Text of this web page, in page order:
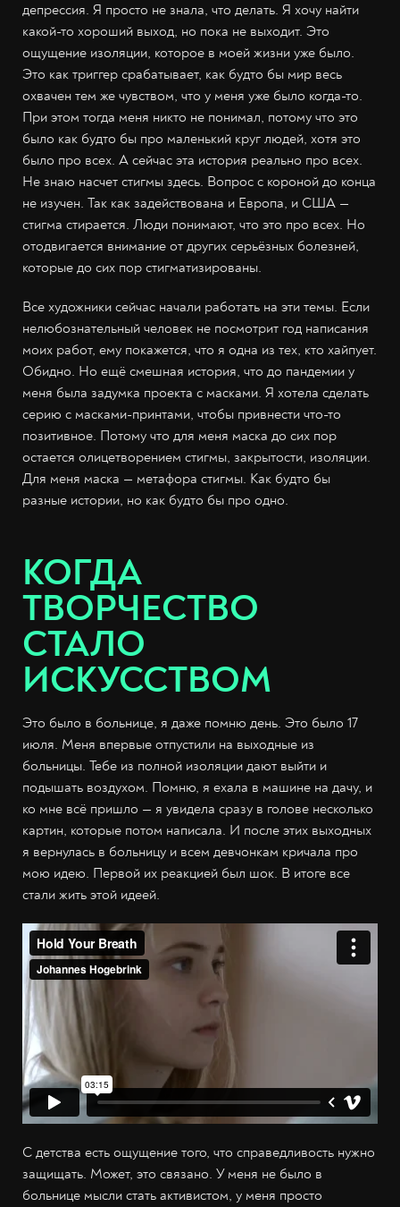
депрессия. Я просто не знала, что делать. Я хочу найти
какой-то хороший выход, но пока не выходит. Это
ощущение изоляции, которое в моей жизни уже было.
Это как триггер срабатывает, как будто бы мир весь
охвачен тем же чувством, что у меня уже было когда-то.
При этом тогда меня никто не понимал, потому что это
было как будто бы про маленький круг людей, хотя это
было про всех. А сейчас эта история реально про всех.
Не знаю насчет стигмы здесь. Вопрос с короной до конца
не изучен. Так как задействована и Европа, и США —
стигма стирается. Люди понимают, что это про всех. Но
отодвигается внимание от других серьёзных болезней,
которые до сих пор стигматизированы.
Все художники сейчас начали работать на эти темы. Если
нелюбознательный человек не посмотрит год написания
моих работ, ему покажется, что я одна из тех, кто хайпует.
Обидно. Но ещё смешная история, что до пандемии у
меня была задумка проекта с масками. Я хотела сделать
серию с масками-принтами, чтобы привнести что-то
позитивное. Потому что для меня маска до сих пор
остается олицетворением стигмы, закрытости, изоляции.
Для меня маска — метафора стигмы. Как будто бы
разные истории, но как будто бы про одно.
КОГДА
ТВОРЧЕСТВО
СТАЛО
ИСКУССТВОМ
Это было в больнице, я даже помню день. Это было 17
июля. Меня впервые отпустили на выходные из
больницы. Тебе из полной изоляции дают выйти и
подышать воздухом. Помню, я ехала в машине на дачу, и
ко мне всё пришло — я увидела сразу в голове несколько
картин, которые потом написала. И после этих выходных
я вернулась в больницу и всем девчонкам кричала про
мою идею. Первой их реакцией был шок. В итоге все
стали жить этой идеей.
С детства есть ощущение того, что справедливость нужно
защищать. Может, это связано. У меня не было в
больнице мысли стать активистом, у меня просто